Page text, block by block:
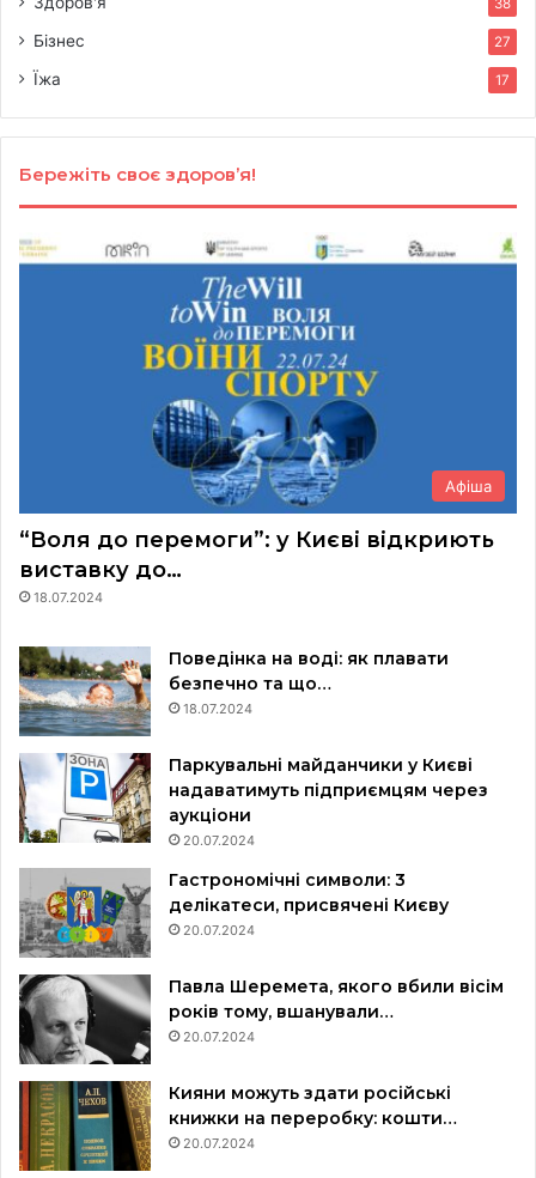
38
Бізнес 27
Їжа 17
Бережіть своє здоров’я!
Афіша
“Воля до перемоги”: у Києві відкриють
виставку до…
18.07.2024
Поведінка на воді: як плавати
безпечно та що…
18.07.2024
Паркувальні майданчики у Києві
надаватимуть підприємцям через
аукціони
20.07.2024
Гастрономічні символи: 3
делікатеси, присвячені Києву
20.07.2024
Павла Шеремета, якого вбили вісім
років тому, вшанували…
20.07.2024
Кияни можуть здати російські
книжки на переробку: кошти…
20.07.2024